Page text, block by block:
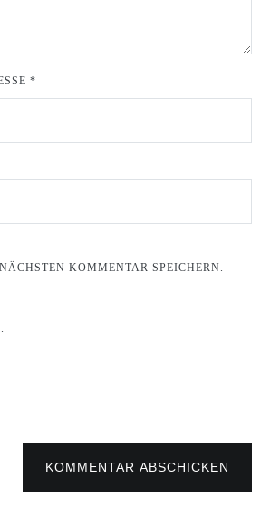
*
KOMMENTAR SPEICHERN.
KOMMENTAR ABSCHICKEN